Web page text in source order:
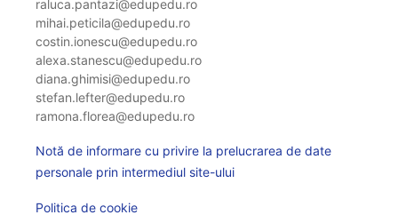
raluca.pantazi@edupedu.ro
mihai.peticila@edupedu.ro
costin.ionescu@edupedu.ro
alexa.stanescu@edupedu.ro
diana.ghimisi@edupedu.ro
stefan.lefter@edupedu.ro
ramona.florea@edupedu.ro
Notă de informare cu privire la prelucrarea de date
personale prin intermediul site-ului
Politica de cookie